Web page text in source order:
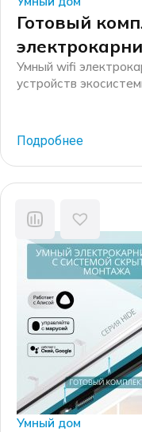
Готовый
Умный wifi
устройств
лет. Основные
электрокарнизов
производственных
каждого
Подробнее
Умный дом